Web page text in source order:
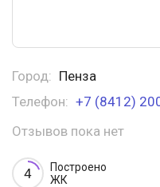
Город: Пенза
Телефон: +7 (8412)
Отзывов пока нет
4
Построено
ЖК